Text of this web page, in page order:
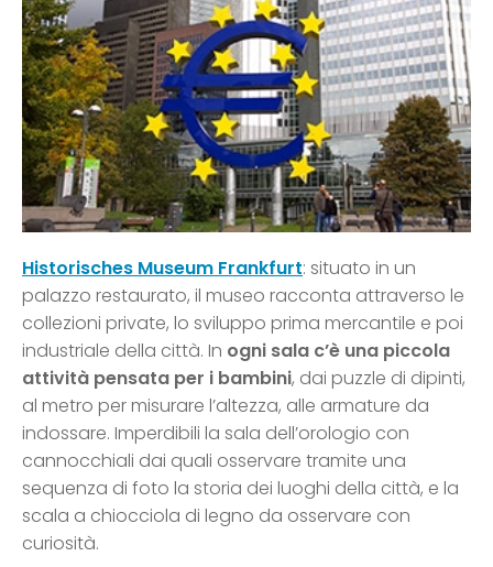
Historisches Museum Frankfurt: situato in un
palazzo restaurato, il museo racconta attraverso le
collezioni private, lo sviluppo prima mercantile e poi
industriale della città. In ogni sala c’è una piccola
attività pensata per i bambini, dai puzzle di dipinti,
al metro per misurare l’altezza, alle armature da
indossare. Imperdibili la sala dell’orologio con
cannocchiali dai quali osservare tramite una
sequenza di foto la storia dei luoghi della città, e la
scala a chiocciola di legno da osservare con
curiosità.